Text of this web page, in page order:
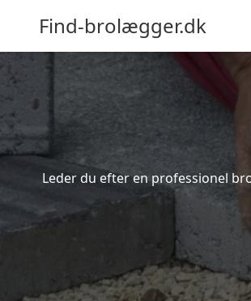
Find-brolægger.dk
Leder du efter en professionel